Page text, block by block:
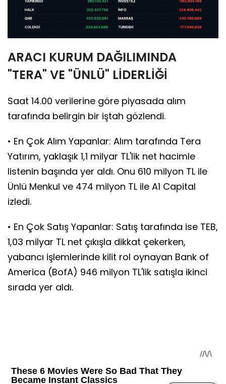
ARACI KURUM DAĞILIMINDA
"TERA" VE "ÜNLÜ" LİDERLİĞİ
Saat 14.00 verilerine göre piyasada alım
tarafında belirgin bir iştah gözlendi.
• En Çok Alım Yapanlar: Alım tarafında Tera
Yatırım, yaklaşık 1,1 milyar TL'lik net hacimle
listenin başında yer aldı. Onu 610 milyon TL ile
Ünlü Menkul ve 474 milyon TL ile A1 Capital
izledi.
• En Çok Satış Yapanlar: Satış tarafında ise TEB,
1,03 milyar TL net çıkışla dikkat çekerken,
yabancı işlemlerinde kilit rol oynayan Bank of
America (BofA) 946 milyon TL'lik satışla ikinci
sırada yer aldı.